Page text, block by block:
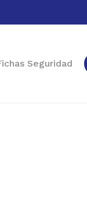
Seguridad